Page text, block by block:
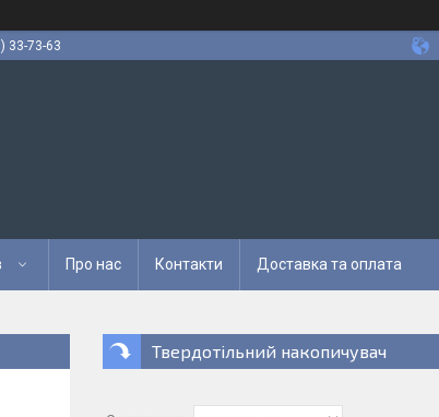
33-73-63
Про нас Контакти Доставка та оплата
Твердотільний накопичувач